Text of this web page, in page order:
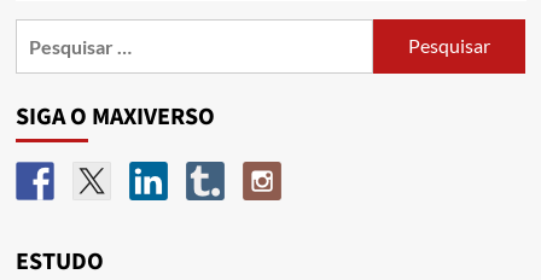
SIGA O MAXIVERSO
ESTUDO